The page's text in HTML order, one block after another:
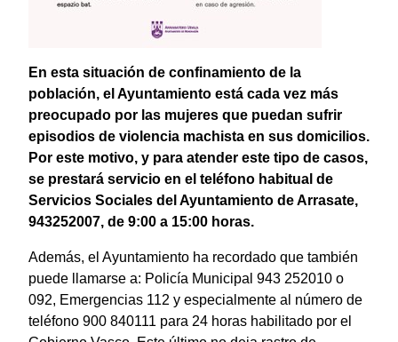
En esta situación de confinamiento de la
población, el Ayuntamiento está cada vez más
preocupado por las mujeres que puedan sufrir
episodios de violencia machista en sus domicilios.
Por este motivo, y para atender este tipo de casos,
se prestará servicio en el teléfono habitual de
Servicios Sociales del Ayuntamiento de Arrasate,
943252007, de 9:00 a 15:00 horas.
Además, el Ayuntamiento ha recordado que también
puede llamarse a: Policía Municipal 943 252010 o
092, Emergencias 112 y especialmente al número de
teléfono 900 840111 para 24 horas habilitado por el